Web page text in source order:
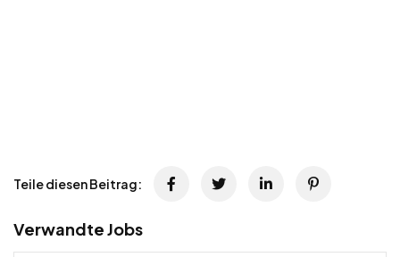
Teile diesen Beitrag:
Verwandte Jobs